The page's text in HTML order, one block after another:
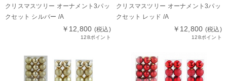
クリスマスツリー オーナメント3パッ
クセット シルバー /A
￥12,800 (税込)
128ポイント
クリスマスツリー オーナメント3パッ
クセット レッド /A
￥12,800 (税込)
128ポイント